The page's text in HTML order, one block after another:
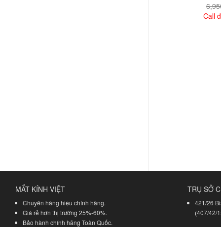
Call
MẮT KÍNH VIỆT
Chuyên hàng hiệu chính hãng.
Giá rẻ hơn thị trường 25%-60%.
Bảo hành chính hãng Toàn Quốc.
TRỤ SỞ
421/26
(407/42/